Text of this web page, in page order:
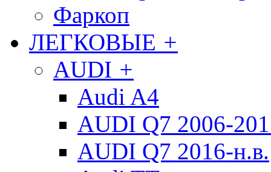
Фаркоп
ЛЕГКОВЫЕ +
AUDI +
Audi A4
AUDI Q7 2006-
AUDI Q7 2016-н.в.